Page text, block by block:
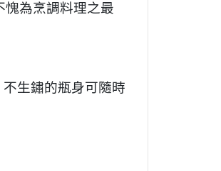
愧為烹調料理之最
生鏽的瓶身可隨時